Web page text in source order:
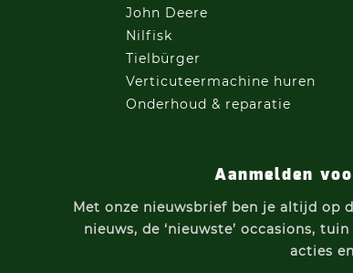
John Deere
Nilfisk
Tielbürger
Verticuteermachine huren
Onderhoud & reparatie
Aanmelden
Met onze nieuwsbrief ben je altijd op
nieuws, de ‘nieuwste’ occasions, tuin
acties e